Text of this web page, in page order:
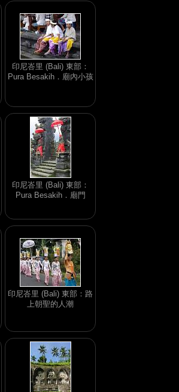
印尼峇里 (Bali) 東部：
Pura Besakih．廟內小孩
印尼峇里 (Bali) 東部：
Pura Besakih．廟門
印尼峇里 (Bali) 東部：路
上朝聖的人潮